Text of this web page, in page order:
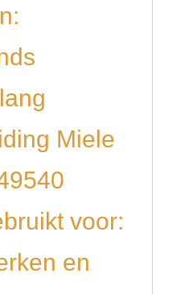
Miele
voor:
en